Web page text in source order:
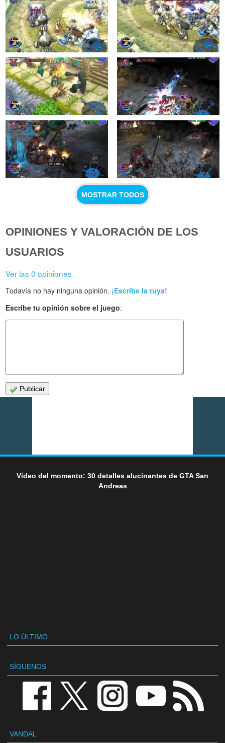
MOSTRAR TODOS
OPINIONES Y VALORACIÓN DE LOS
USUARIOS
Ver las 0 opiniones
Todavía no hay ninguna opinión. ¡Escribe la tuya!
Escribe tu opinión sobre el juego:
Publicar
Vídeo del momento: 30 detalles alucinantes de GTA San
Andreas
LO ÚLTIMO
SÍGUENOS
VANDAL